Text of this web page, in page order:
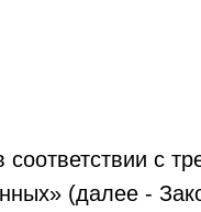
с
(далее -